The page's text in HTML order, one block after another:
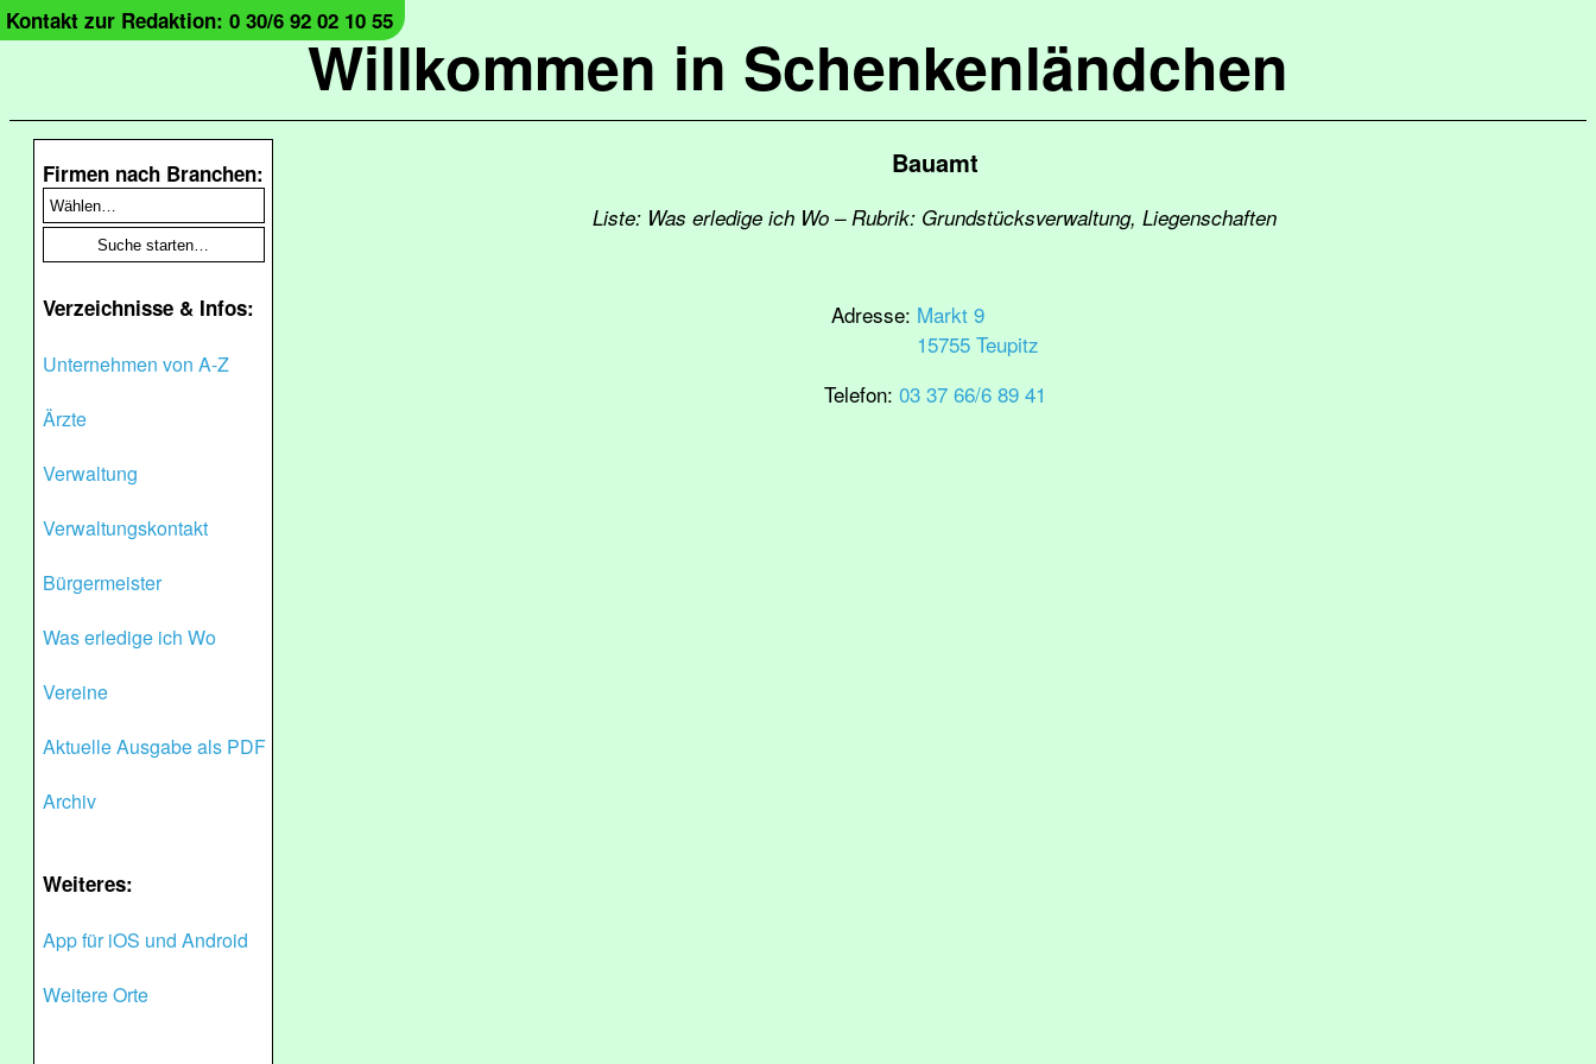
Willkommen in Schenkenländchen
Kontakt zur Redaktion: 0 30/6 92 02 10 55
Firmen nach Branchen:
Verzeichnisse & Infos:
Unternehmen von A-Z
Ärzte
Verwaltung
Verwaltungskontakt
Bürgermeister
Was erledige ich Wo
Vereine
Aktuelle Ausgabe als PDF
Archiv
Weiteres:
App für iOS und Android
Weitere Orte
Bauamt
Liste: Was erledige ich Wo – Rubrik: Grundstücksverwaltung, Liegenschaften
Adresse: Markt 9
15755 Teupitz
Telefon: 03 37 66/6 89 41